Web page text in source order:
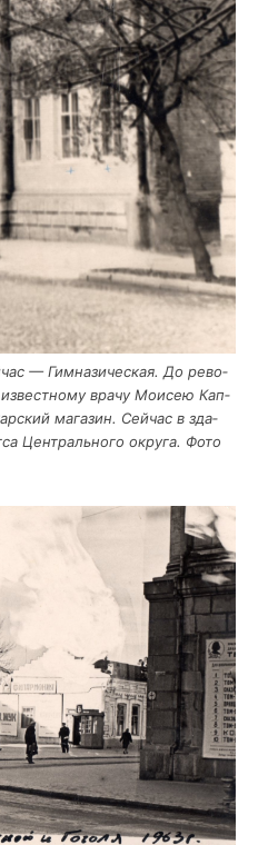
— Гим­на­зи­че­ская. До рево­
вра­чу Мои­сею Кап­
мага­зин. Сей­час в зда­
Цен­траль­но­го окру­га. Фото